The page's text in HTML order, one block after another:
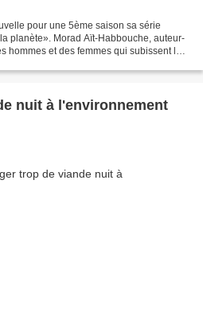
pour une 5ème saison sa série
planète». Morad Aït-Habbouche, auteur-
hommes et des femmes qui subissent les
nuit à l'environnement